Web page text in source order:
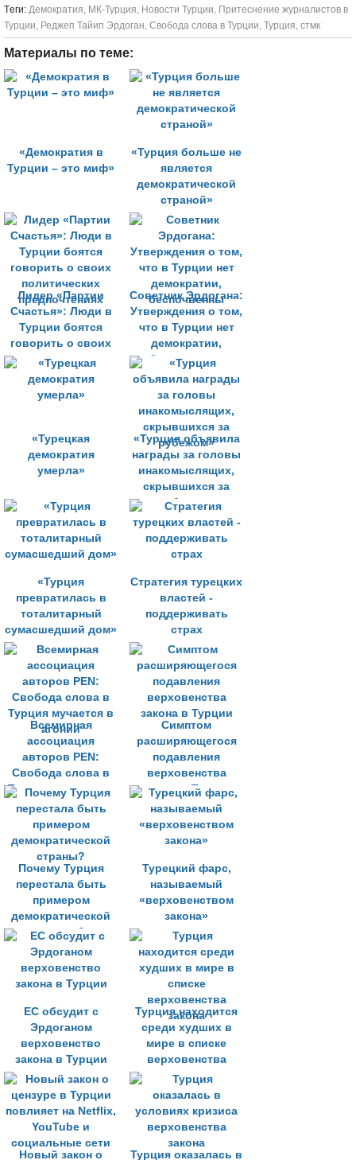
Tеги: Демократия, МК-Турция, Новости Турции, Притеснение журналистов в
Турции, Реджеп Тайип Эрдоган, Свобода слова в Турции, Турция, стмк
Материалы по теме:
«Демократия в
Турции – это миф»
«Турция больше не
является
демократической
страной»
Лидер «Партии
Счастья»: Люди в
Турции боятся
говорить о своих
политических
предпочтениях
Советник Эрдогана:
Утверждения о том,
что в Турции нет
демократии,
беспочвенны
«Турецкая
демократия
умерла»
«Турция объявила
награды за головы
инакомыслящих,
скрывшихся за
рубежом»
«Турция
превратилась в
тоталитарный
сумасшедший дом»
Стратегия турецких
властей -
поддерживать
страх
Всемирная
ассоциация
авторов PEN:
Свобода слова в
Турция мучается в
агонии
Cимптом
расширяющегося
подавления
верховенства
закона в Турции
Почему Турция
перестала быть
примером
демократической
страны?
Турецкий фарс,
называемый
«верховенством
закона»
ЕС обсудит с
Эрдоганом
верховенство
закона в Турции
Турция находится
среди худших в
мире в списке
верховенства
закона
Новый закон о Турция оказалась в